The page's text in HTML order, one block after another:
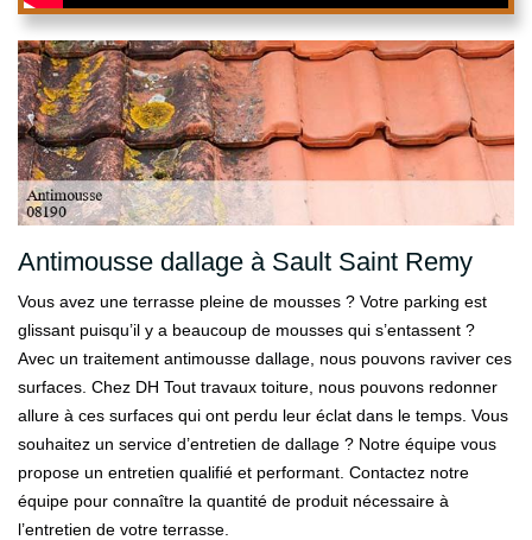
Antimousse dallage à Sault Saint Remy
Vous avez une terrasse pleine de mousses ? Votre parking est
glissant puisqu’il y a beaucoup de mousses qui s’entassent ?
Avec un traitement antimousse dallage, nous pouvons raviver ces
surfaces. Chez DH Tout travaux toiture, nous pouvons redonner
allure à ces surfaces qui ont perdu leur éclat dans le temps. Vous
souhaitez un service d’entretien de dallage ? Notre équipe vous
propose un entretien qualifié et performant. Contactez notre
équipe pour connaître la quantité de produit nécessaire à
l’entretien de votre terrasse.